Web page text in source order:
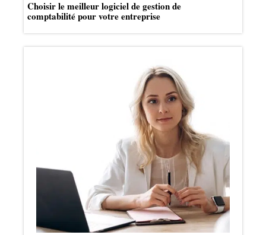
Choisir le meilleur logiciel de gestion de
comptabilité pour votre entreprise